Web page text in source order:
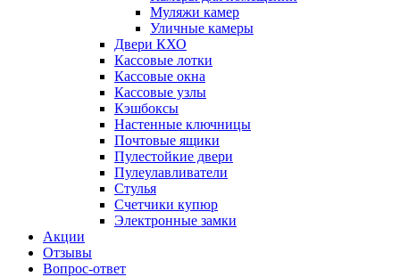
Муляжи камер
Уличные камеры
Двери КХО
Кассовые лотки
Кассовые окна
Кассовые узлы
Кэшбоксы
Настенные ключницы
Почтовые ящики
Пулестойкие двери
Пулеулавливатели
Стулья
Счетчики купюр
Электронные замки
Акции
Отзывы
Вопрос-ответ